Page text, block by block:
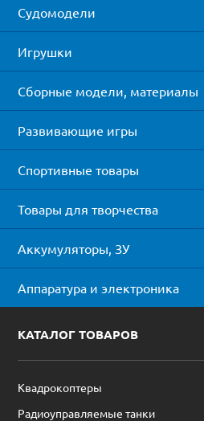
Судомодели
Игрушки
Сборные модели, материалы
Развивающие игры
Спортивные товары
Товары для творчества
Аккумуляторы, ЗУ
Аппаратура и электроника
КАТАЛОГ ТОВАРОВ
Квадрокоптеры
Радиоуправляемые танки